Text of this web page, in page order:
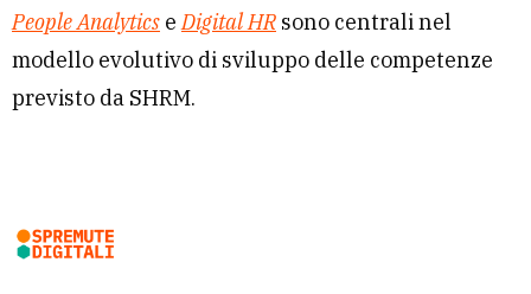
People Analytics eDigital HR sono centrali nel
modello evolutivo di sviluppo delle competenze
previsto da SHRM.